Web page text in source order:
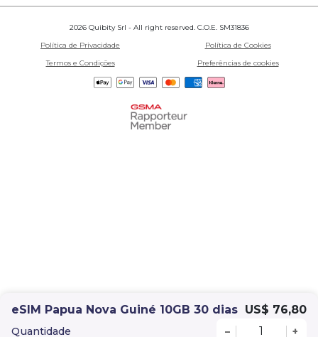
eSIM Papua Nova Guiné 10GB 30 dias US$ 76,80
Quantidade – +
2026 Quibity Srl - All right reserved. C.O.E. SM31836
Política de Privacidade
Política de Cookies
Termos e Condições
Preferências de cookies